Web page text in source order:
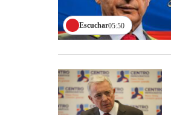
Escuchar05:50